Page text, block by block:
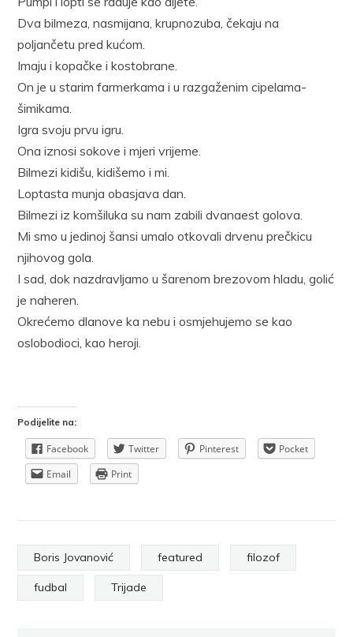
Dva bilmeza, nasmijana, krupnozuba, čekaju na
poljančetu pred kućom.
Imaju i kopačke i kostobrane.
On je u starim farmerkama i u razgaženim cipelama-
šimikama.
Igra svoju prvu igru.
Ona iznosi sokove i mjeri vrijeme.
Bilmezi kidišu, kidišemo i mi.
Loptasta munja obasjava dan.
Bilmezi iz komšiluka su nam zabili dvanaest golova.
Mi smo u jedinoj šansi umalo otkovali drvenu prečkicu
njihovog gola.
I sad, dok nazdravljamo u šarenom brezovom hladu, golić
je naheren.
Okrećemo dlanove ka nebu i osmjehujemo se kao
oslobodioci, kao heroji.
Podijelite na:
Facebook Twitter Pinterest
Pocket
Email
Print
Boris Jovanović featured filozof
fudbal Trijade